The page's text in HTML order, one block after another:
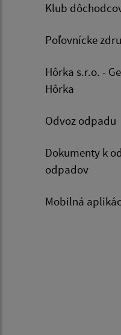
Klub
Poľovnícke
Hôrka s.r.o. -
Hôrka
Odvoz odpadu
Dokumenty k
odpadov
Mobilná